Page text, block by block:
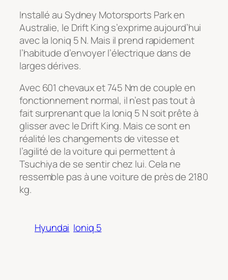
Installé au Sydney Motorsports Park en
Australie, le Drift King s’exprime aujourd’hui
avec la Ioniq 5 N. Mais il prend rapidement
l’habitude d’envoyer l’électrique dans de
larges dérives.
Avec 601 chevaux et 745 Nm de couple en
fonctionnement normal, il n’est pas tout à
fait surprenant que la Ioniq 5 N soit prête à
glisser avec le Drift King. Mais ce sont en
réalité les changements de vitesse et
l’agilité de la voiture qui permettent à
Tsuchiya de se sentir chez lui. Cela ne
ressemble pas à une voiture de près de 2180
kg.
Hyundai Ioniq 5